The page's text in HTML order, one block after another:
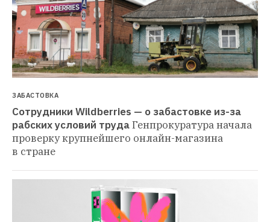
ЗАБАСТОВКА
Сотрудники Wildberries — о забастовке из-за
рабских условий трудаГенпрокуратура начала
проверку крупнейшего онлайн-магазина
в стране